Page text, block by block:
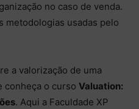
no caso de venda.
metodologias usadas pelo
a valorização de uma
conheça o curso Valuation:
. Aqui a Faculdade XP